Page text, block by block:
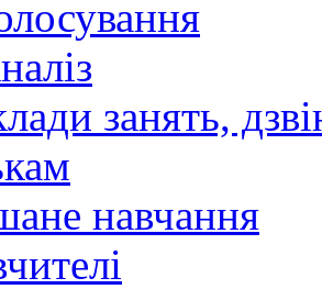
занять,
навчання